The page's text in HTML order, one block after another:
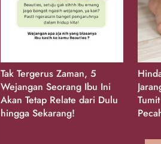
Tak Tergerus Zaman, 5
Wejangan Seorang Ibu Ini
Akan Tetap Relate dari Dulu
hingga Sekarang!